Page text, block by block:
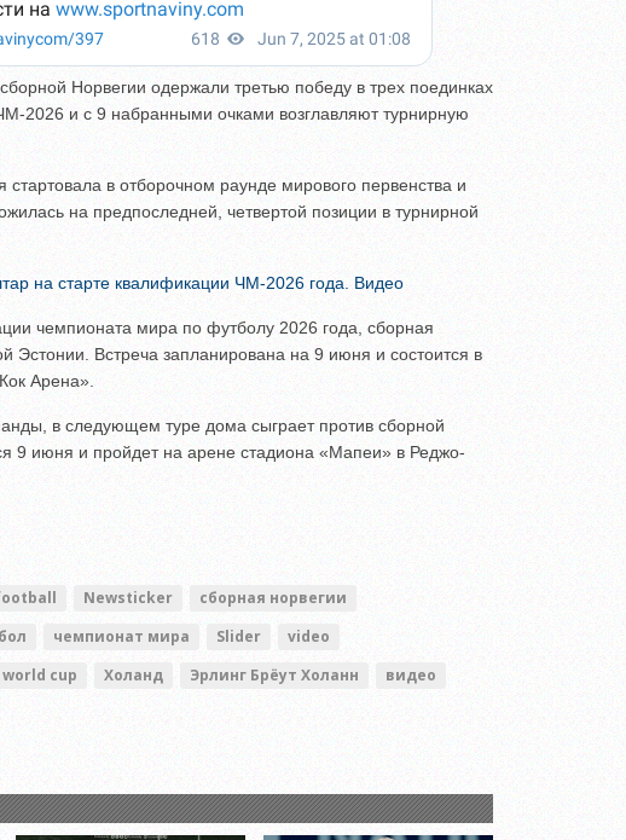
Норвегии одержали третью победу в трех поединках
2026 и с 9 набранными очками возглавляют турнирную
в отборочном раунде мирового первенства и
на предпоследней, четвертой позиции в турнирной
на старте квалификации ЧМ-2026 года. Видео
чемпионата мира по футболу 2026 года, сборная
Эстонии. Встреча запланирована на 9 июня и состоится в
Арена».
в следующем туре дома сыграет против сборной
9 июня и пройдет на арене стадиона «Мапеи» в Реджо-
Newsticker
сборная норвегии
чемпионат мира Slider
video
world cup Холанд Эрлинг Брёут Холанн
видео